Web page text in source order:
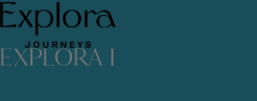
EXPLORA I